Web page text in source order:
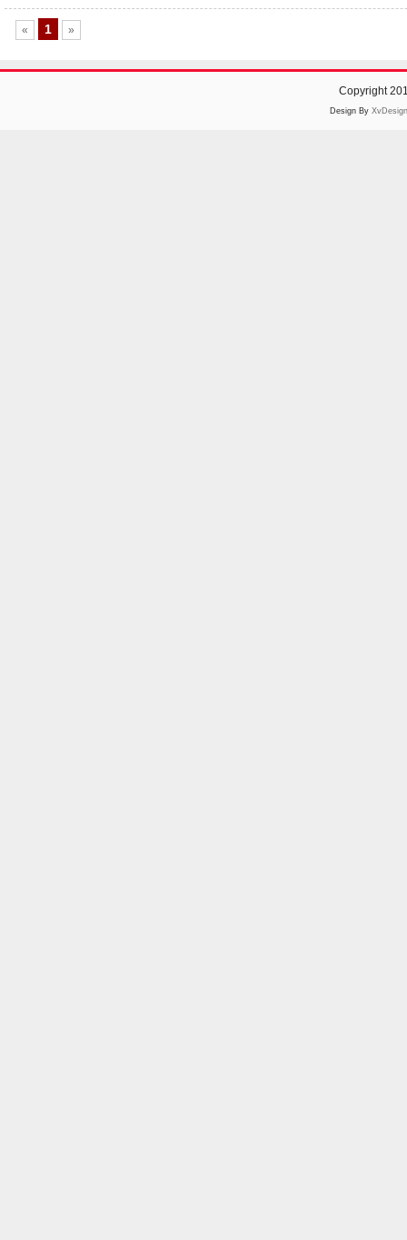
« 1 »
Copyright
Design By